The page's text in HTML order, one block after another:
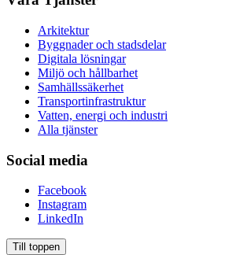
Arkitektur
Byggnader och stadsdelar
Digitala lösningar
Miljö och hållbarhet
Samhällssäkerhet
Transportinfrastruktur
Vatten, energi och industri
Alla tjänster
Social media
Facebook
Instagram
LinkedIn
Till toppen